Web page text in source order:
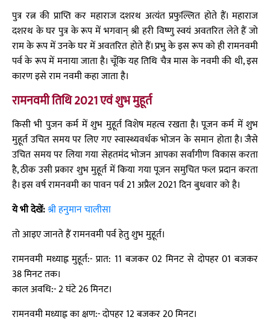
पुत्र रत्न की प्राप्ति कर महाराज दशरथ अत्यंत प्रफुल्लित होते हैं। महाराज
दशरथ के घर पुत्र के रूप में भगवान् श्री हरी विष्णु स्वयं अवतरित लेते हैं जो
राम के रूप में उनके घर में अवतरित होते हैं। प्रभु के इस रूप को ही रामनवमी
पर्व के रूप में मनाया जाता है। चूँकि यह तिथि चैत्र मास के नवमी की थी, इस
कारण इसे राम नवमी कहा जाता है।
रामनवमी तिथि 2021 एवं शुभ मुहूर्त
किसी भी पुजन कर्म में शुभ मुहूर्त विशेष महत्व रखता है। पूजन कर्म में शुभ
मुहूर्त उचित समय पर लिए गए स्वास्थ्यवर्धक भोजन के समान होता है। जैसे
उचित समय पर लिया गया सेहतमंद भोजन आपका सर्वांगीण विकास करता
है, ठीक उसी प्रकार शुभ मुहूर्त में किया गया पूजन समुचित फल प्रदान करता
है। इस वर्ष रामनवमी का पावन पर्व 21 अप्रैल 2021 दिन बुधवार को है।
ये भी देखें:श्री हनुमान चालीसा
तो आइए जानते हैं रामनवमी पर्व हेतु शुभ मुहूर्त।
रामनवमी मध्याह्न मुहूर्त:- प्रात: 11 बजकर 02 मिनट से दोपहर 01 बजकर
38 मिनट तक।
काल अवधि:- 2 घंटे 26 मिनट।
रामनवमी मध्याह्न का क्षण:- दोपहर 12 बजकर 20 मिनट।